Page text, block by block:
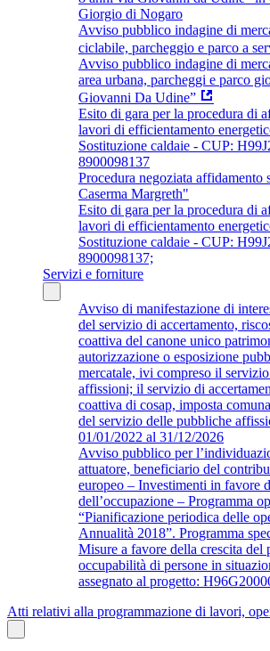
Giorgio di Nogaro
Avviso pubblico indagine di
ciclabile, parcheggio e parco a
Avviso pubblico indagine di
area urbana, parcheggi e parco
Giovanni Da Udine”
Esito di gara per la procedura di
lavori di efficientamento
Sostituzione caldaie - CUP:
8900098137
Procedura negoziata
Caserma Margreth"
Esito di gara per la procedura di
lavori di efficientamento
Sostituzione caldaie - CUP:
8900098137;
Servizi e forniture
Avviso di manifestazione di
del servizio di accertamento,
coattiva del canone unico
autorizzazione o esposizione
mercatale, ivi compreso il
affissioni; il servizio di
coattiva di cosap, imposta
del servizio delle pubbliche
01/01/2022 al 31/12/2026
Avviso pubblico per
attuatore, beneficiario del
europeo – Investimenti in favore
dell’occupazione – Programma
“Pianificazione periodica delle
Annualità 2018”. Programma
Misure a favore della crescita del
occupabilità di persone in
assegnato al progetto:
Atti relativi alla programmazione di lavori,